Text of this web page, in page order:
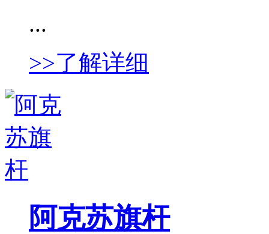
...
>>了解详细
阿克苏旗杆